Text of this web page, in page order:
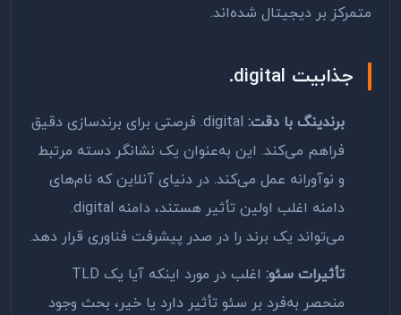
متمرکز بر دیجیتال شده‌اند.
جذابیت .digital
برندینگ با دقت: .digital فرصتی برای برندسازی دقیق
فراهم می‌کند. این به‌عنوان یک نشانگر دسته مرتبط
و نوآورانه عمل می‌کند. در دنیای آنلاین که نام‌های
دامنه اغلب اولین تأثیر هستند، دامنه .digital
می‌تواند یک برند را در صدر پیشرفت فناوری قرار دهد.
تأثیرات سئو: اغلب در مورد اینکه آیا یک TLD
منحصر به‌فرد بر سئو تأثیر دارد یا خیر، بحث وجود